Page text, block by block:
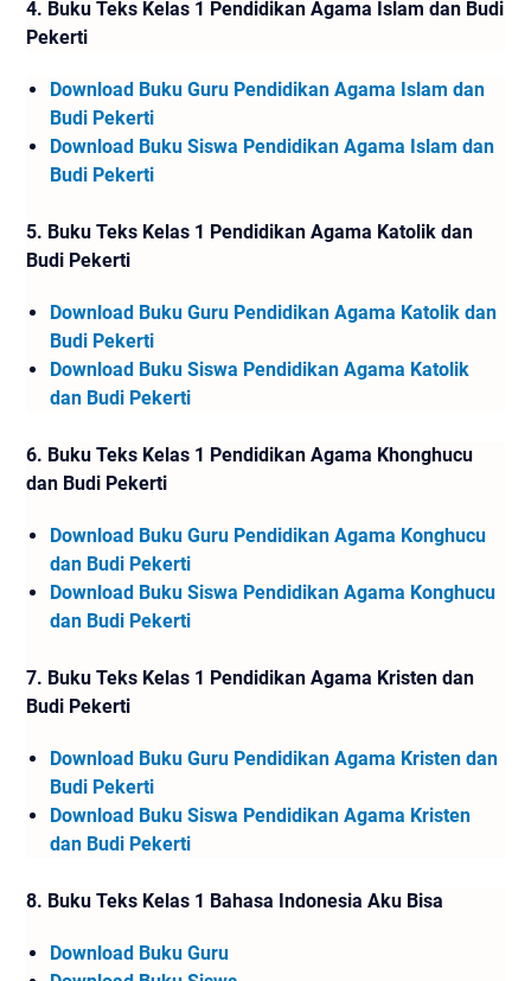
4. Buku Teks Kelas 1 Pendidikan Agama Islam dan Budi
Pekerti
Download Buku Guru Pendidikan Agama Islam dan
Budi Pekerti
Download Buku Siswa Pendidikan Agama Islam dan
Budi Pekerti
5. Buku Teks Kelas 1 Pendidikan Agama Katolik dan
Budi Pekerti
Download Buku Guru Pendidikan Agama Katolik dan
Budi Pekerti
Download Buku Siswa Pendidikan Agama Katolik
dan Budi Pekerti
6. Buku Teks Kelas 1 Pendidikan Agama Khonghucu
dan Budi Pekerti
Download Buku Guru Pendidikan Agama Konghucu
dan Budi Pekerti
Download Buku Siswa Pendidikan Agama Konghucu
dan Budi Pekerti
7. Buku Teks Kelas 1 Pendidikan Agama Kristen dan
Budi Pekerti
Download Buku Guru Pendidikan Agama Kristen dan
Budi Pekerti
Download Buku Siswa Pendidikan Agama Kristen
dan Budi Pekerti
8. Buku Teks Kelas 1 Bahasa Indonesia Aku Bisa
Download Buku Guru